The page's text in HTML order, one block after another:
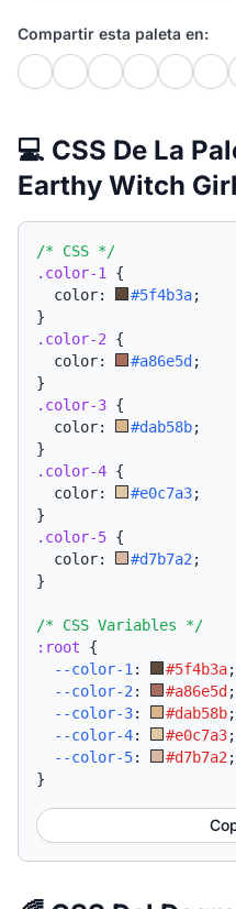
Compartir esta paleta en:
💻 CSS De La
Earthy Witch Girl
/* CSS */
.color-1
{
  color:
#5f4b3a;
}
.color-2 {
  color:
#a86e5d ;
}
.color-3 {
  color:
#dab58b;
}
.color-4 {
  color:
#e0c7a3;
}
.color-5 {
  color:
#d7b7a2 ;
}
/* CSS Variables */
:root {
--color-1 : #5f4b3a;
--color-2 : #a86e5d ;
--color-3: #dab58b;
--color-4: #e0c7a3;
--color-5: #d7b7a2 ;
}